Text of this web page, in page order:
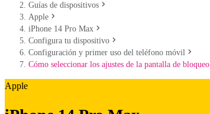
Guías de dispositivos
Apple
iPhone 14 Pro Max
Configura tu dispositivo
Configuración y primer uso del teléfono móvil
Cómo seleccionar los ajustes de la pantalla de bloqueo
Apple